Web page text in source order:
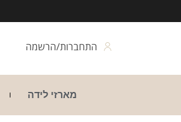
התחברות/הרשמה
מארזי לידה